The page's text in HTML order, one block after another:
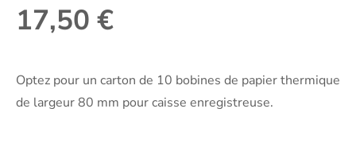
17,50 €
Optez pour un carton de 10 bobines de papier thermique
de largeur 80 mm pour caisse enregistreuse.